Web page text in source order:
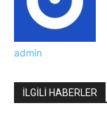
admin
İLGİLİ HABERLER